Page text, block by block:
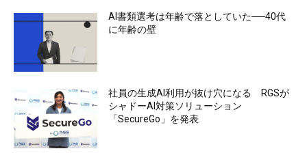
AI書類選考は年齢で落としていた──40代
に年齢の壁
社員の生成AI利用が抜け穴になる RGSが
シャドーAI対策ソリューション
「SecureGo」を発表